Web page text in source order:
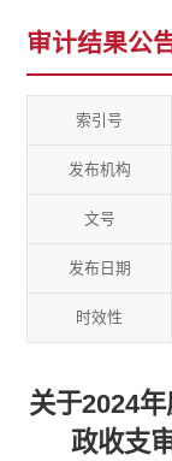
审计结果公
索引号
发布机构
文号
发布日期
时效性
关于2024
政收支